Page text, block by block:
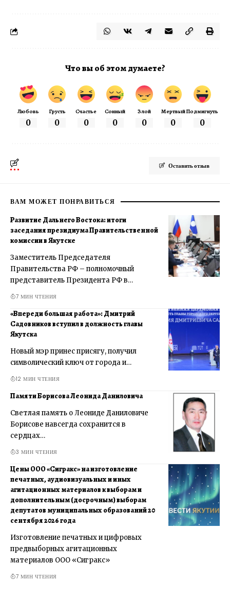
Что вы об этом думаете?
Любовь
0
Грусть
0
Счастье
0
Сонный
0
Злой
0
Мертвый
0
Подмигнуть
0
Оставить отзыв
ВАМ МОЖЕТ ПОНРАВИТЬСЯ
Развитие Дальнего Востока: итоги
заседания президиума Правительственной
комиссии в Якутске
Заместитель Председателя
Правительства РФ – полномочный
представитель Президента РФ в…
7 МИН ЧТЕНИЯ
«Впереди большая работа»: Дмитрий
Садовников вступил в должность главы
Якутска
Новый мэр принес присягу, получил
символический ключ от города и…
12 МИН ЧТЕНИЯ
Памяти Борисова Леонида Даниловича
Светлая память о Леониде Даниловиче
Борисове навсегда сохранится в
сердцах…
3 МИН ЧТЕНИЯ
Цены ООО «Сигракс» на изготовление
печатных, аудиовизуальных и иных
агитационных материалов к выборам и
дополнительным (досрочным) выборам
депутатов муниципальных образований 20
сентября 2026 года
Изготовление печатных и цифровых
предвыборных агитационных
материалов ООО «Сигракс»
7 МИН ЧТЕНИЯ